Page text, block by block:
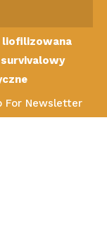
liofilizowana
For Newsletter